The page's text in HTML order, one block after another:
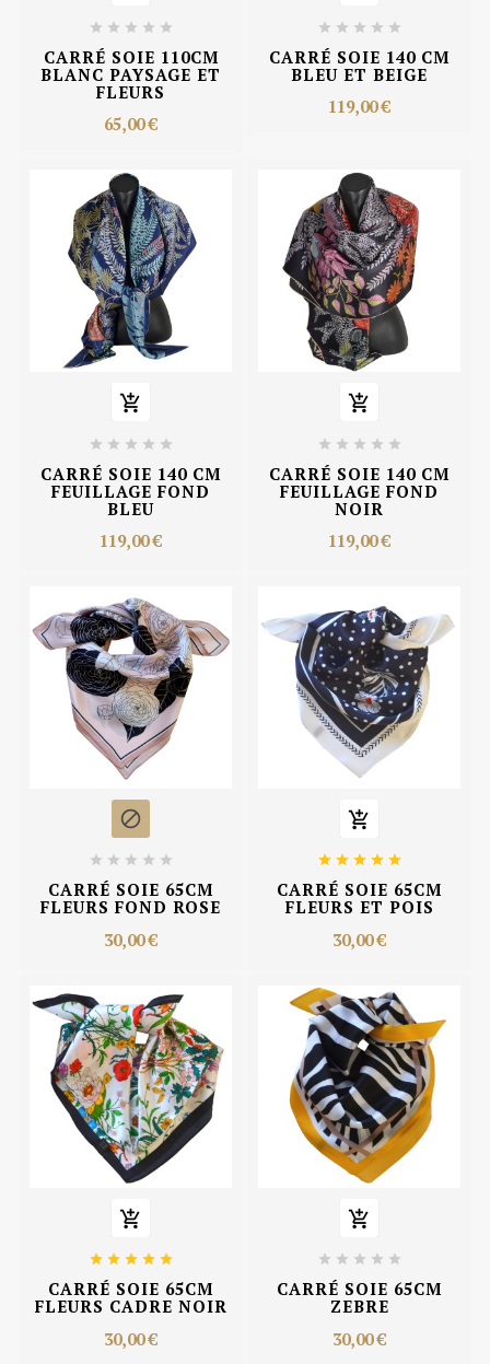
    
CARRÉ SOIE 110CM
BLANC PAYSAGE ET
FLEURS
65,00 €
    
CARRÉ SOIE 140 CM
BLEU ET BEIGE
119,00 €

    
CARRÉ SOIE 140 CM
FEUILLAGE FOND
BLEU
119,00 €

    
CARRÉ SOIE 140 CM
FEUILLAGE FOND
NOIR
119,00 €

    
CARRÉ SOIE 65CM
FLEURS FOND ROSE
30,00 €

    
CARRÉ SOIE 65CM
FLEURS ET POIS
30,00 €

    
CARRÉ SOIE 65CM
FLEURS CADRE NOIR
30,00 €

    
CARRÉ SOIE 65CM
ZEBRE
30,00 €